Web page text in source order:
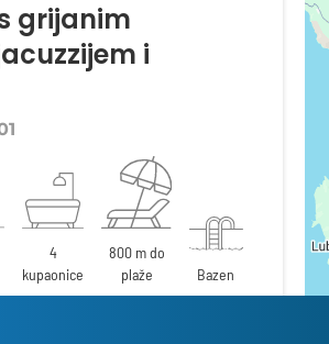
grijanim
i
4
kupaonice
800 m do
plaže
Bazen